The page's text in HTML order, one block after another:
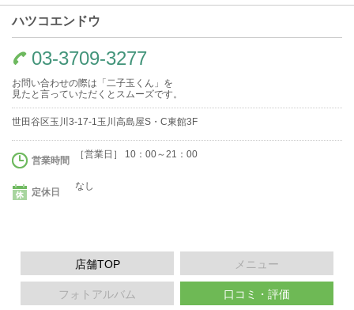
ハツコエンドウ
03-3709-3277
お問い合わせの際は「二子玉くん」を
見たと言っていただくとスムーズです。
世田谷区玉川3-17-1玉川高島屋S・C東館3F
営業時間
［営業日］ 10：00～21：00
定休日
なし
店舗TOP メニュー
フォトアルバム 口コミ・評価